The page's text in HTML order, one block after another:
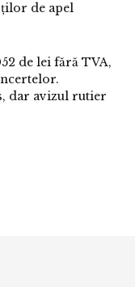
de apel
de lei fără TVA,
dar avizul rutier